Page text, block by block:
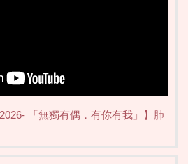
「無獨有偶．有你有我」】肺